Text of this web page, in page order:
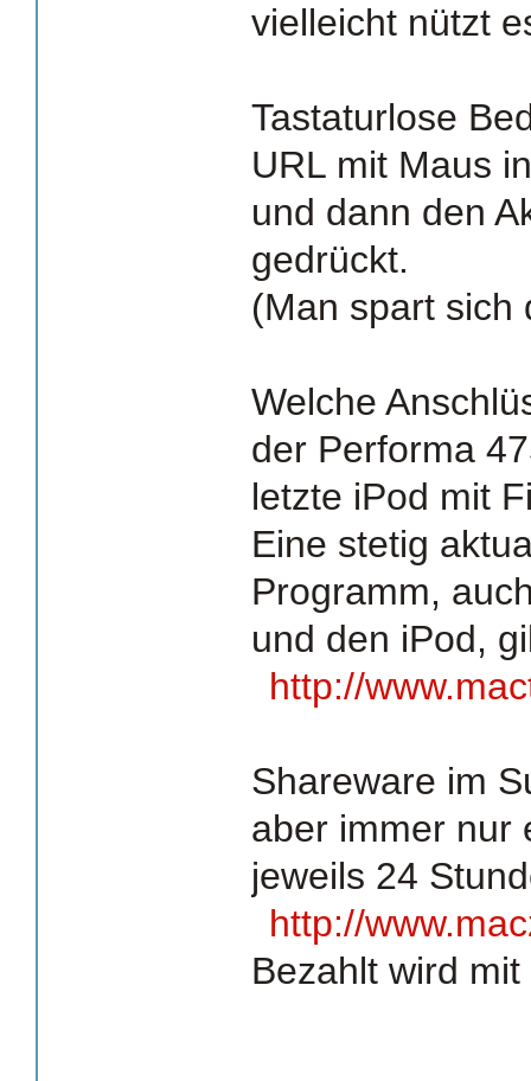
vielleicht nützt
Tastaturlose
URL mit Maus
und dann den
gedrückt.
(Man spart sich
Welche
der Performa
letzte iPod mit
Eine stetig
Programm,
und den iPod,
http://
Shareware im
aber immer nur
jeweils 24
http://
Bezahlt wird